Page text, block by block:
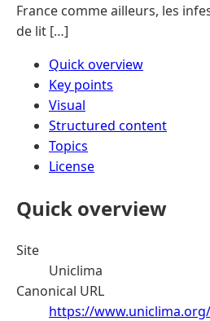
France comme ailleurs, les
de lit […]
Quick overview
Key points
Visual
Structured content
Topics
License
Quick overview
Site
Uniclima
Canonical URL
https://